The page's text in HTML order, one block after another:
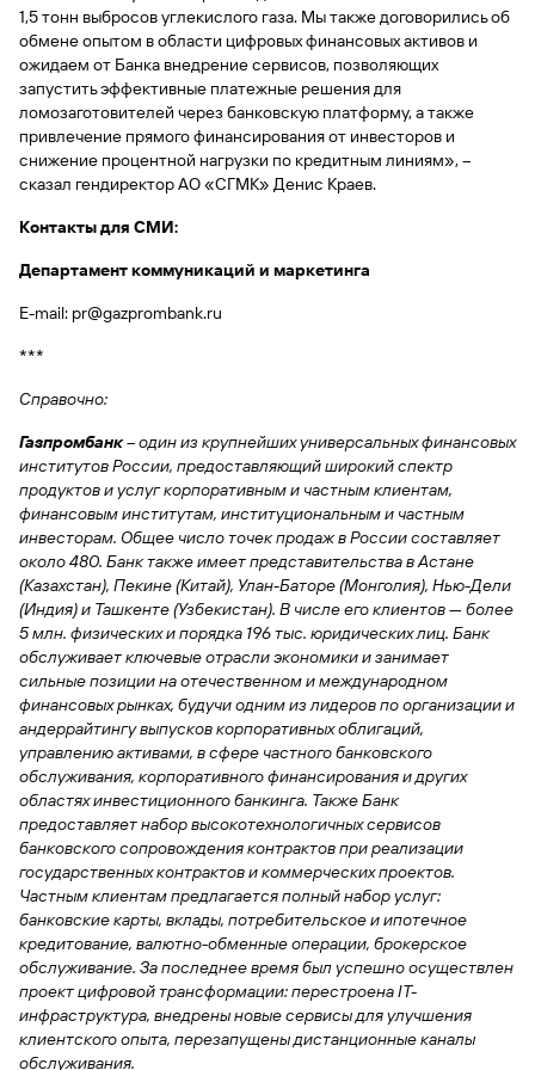
специальные
предложения
Газпром
Бонус
«Плюс»
Информация
держателей
Дополнительная
Банки-
Gazprom
Pay
Федеральный
закон №115-
ФЗ
Как не
попасться
мошенникам?
Помощь по
действующему
кредиту
Оформить
страхование
карты
онлайн
Оператор
электронных
денежных
средств
полезно
Часто
задаваемые
вопросы
Калькулятор
вкладов
Быстрый
по
кредитной
истории
Кредитный
помощник
Быстрый
по
Открыть
брокерский
счет
Брокерское
обслуживание
продукты
управления
поиск
по
сайту
Вклады
Отчет о
кредитной
истории
Станьте
партнером
поиск
по
Вклады
Кредитный
рейтинг
Отчет о
кредитной
истории
Станьте
Партнерам
партнеров
Быстрый
поиск
по
сайту
Вклады
Gazprom
Pay
Интернет-
банк
приложение
i-
GorodPay
Открыть
брокерский
счет
Брокер-
клиент
Дистанционные
сервисы
Стать
клиентом
Газпромбанка
онлайн
Открытый
API
курсов
валют и
металлов
Быстрый
поиск
по
Отделения
банка
Банкоматы
инкассация
с Moniron
Онлайн-
касса 3 в 1 с
эквайрингом
Может
полезно
115-ФЗ
для
малого
115-ФЗ
среднего
бизнеса
Офисы
обслуживания
юридических
лиц
Документы
для
открытия
счета
Быстрый
поиск
по
сайту
Вклады
сервисы
«Копии
документов»
и «Справки»
Быстрый
поиск
сайту
Вклады
Курсы
валют
оплата
таможенных
платежей
Быстрый
поиск
по
по
сайту
Вклады
сайту
Вклады
1,5 тонн выбросов углекислого газа. Мы также договорились об
обмене опытом в области цифровых финансовых активов и
ожидаем от Банка внедрение сервисов, позволяющих
запустить эффективные платежные решения для
ломозаготовителей через банковскую платформу, а также
привлечение прямого финансирования от инвесторов и
снижение процентной нагрузки по кредитным линиям», –
сказал гендиректор АО «СГМК» Денис Краев.
Контакты для СМИ:
Департамент коммуникаций и маркетинга
E-mail: pr@gazprombank.ru
***
Справочно:
Газпромбанк– один из крупнейших универсальных финансовых
институтов России, предоставляющий широкий спектр
продуктов и услуг корпоративным и частным клиентам,
финансовым институтам, институциональным и частным
инвесторам. Общее число точек продаж в России составляет
около 480. Банк также имеет представительства в Астане
(Казахстан), Пекине (Китай), Улан-Баторе (Монголия), Нью-Дели
(Индия) и Ташкенте (Узбекистан). В числе его клиентов — более
5 млн. физических и порядка 196 тыс. юридических лиц. Банк
обслуживает ключевые отрасли экономики и занимает
сильные позиции на отечественном и международном
финансовых рынках, будучи одним из лидеров по организации и
андеррайтингу выпусков корпоративных облигаций,
управлению активами, в сфере частного банковского
обслуживания, корпоративного финансирования и других
областях инвестиционного банкинга. Также Банк
предоставляет набор высокотехнологичных сервисов
банковского сопровождения контрактов при реализации
государственных контрактов и коммерческих проектов.
Частным клиентам предлагается полный набор услуг:
банковские карты, вклады, потребительское и ипотечное
кредитование, валютно-обменные операции, брокерское
обслуживание. За последнее время был успешно осуществлен
проект цифровой трансформации: перестроена IT-
инфраструктура, внедрены новые сервисы для улучшения
клиентского опыта, перезапущены дистанционные каналы
обслуживания.